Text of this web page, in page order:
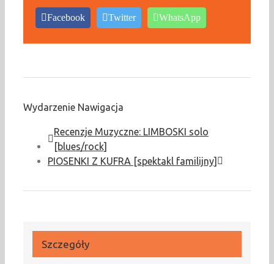
Facebook Twitter WhatsApp
Wydarzenie Nawigacja
Recenzje Muzyczne: LIMBOSKI solo
[blues/rock]
PIOSENKI Z KUFRA [spektakl familijny]
Szczegóły